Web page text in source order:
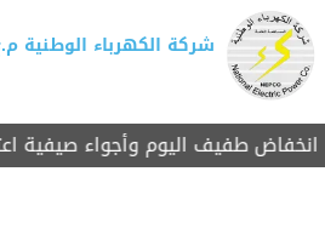
شركة الكهرباء الوطنية م.ع
طفيف اليوم وأجواء صيفية